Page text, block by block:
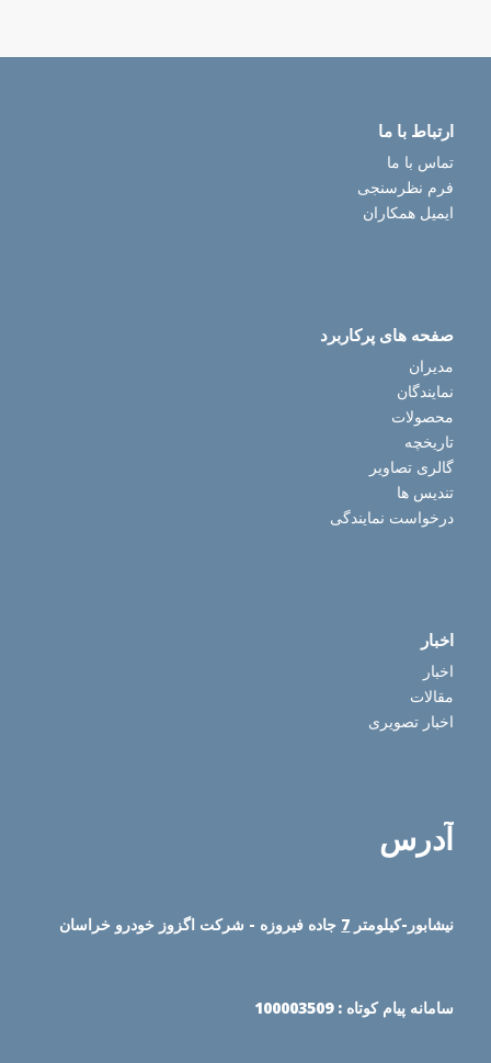
ارتباط با ما
تماس با ما
فرم نظرسنجی
ایمیل همکاران
صفحه های پرکاربرد
مدیران
نمایندگان
محصولات
تاریخچه
گالری تصاویر
تندیس ها
درخواست نمایندگی
اخبار
اخبار
مقالات
اخبار تصویری
آدرس
نیشابور-کیلومتر 7 جاده فیروزه - شرکت اگزوز خودرو خراسان
سامانه پیام کوتاه : 100003509